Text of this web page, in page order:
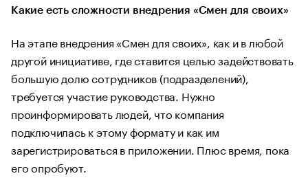
Какие есть сложности внедрения «Смен для своих»
На этапе внедрения «Смен для своих», как и в любой
другой инициативе, где ставится целью задействовать
большую долю сотрудников (подразделений),
требуется участие руководства. Нужно
проинформировать людей, что компания
подключилась к этому формату и как им
зарегистрироваться в приложении. Плюс время, пока
его опробуют.